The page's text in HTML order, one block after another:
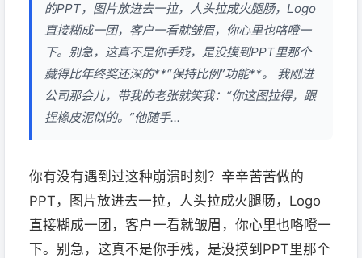
的PPT，图片放进去一拉，人头拉成火腿肠，Logo
直接糊成一团，客户一看就皱眉，你心里也咯噔一
下。别急，这真不是你手残，是没摸到PPT里那个
藏得比年终奖还深的**“保持比例”功能**。 我刚进
公司那会儿，带我的老张就笑我：“你这图拉得，跟
捏橡皮泥似的。”他随手...
你有没有遇到过这种崩溃时刻？辛辛苦苦做的
PPT，图片放进去一拉，人头拉成火腿肠，Logo
直接糊成一团，客户一看就皱眉，你心里也咯噔一
下。别急，这真不是你手残，是没摸到PPT里那个